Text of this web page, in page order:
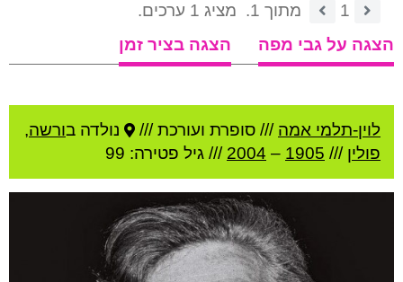
1 מתוך 1.
מציג 1 ערכים.
הצגה על גבי מפה
הצגה בציר זמן
לוין-תלמי אמה /// סופרת ועורכת /// נולדה בורשה,
פולין ///
1905
–
2004 /// גיל פטירה: 99